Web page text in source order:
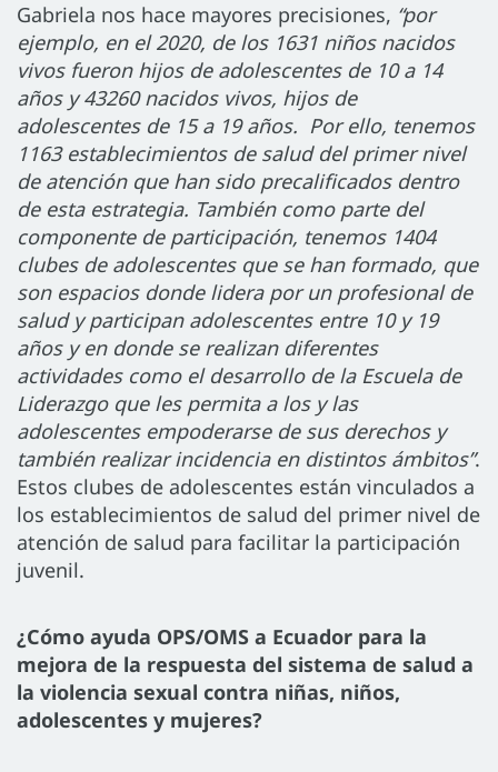
Gabriela nos hace mayores precisiones, “por
ejemplo, en el 2020, de los 1631 niños nacidos
vivos fueron hijos de adolescentes de 10 a 14
años y 43260 nacidos vivos, hijos de
adolescentes de 15 a 19 años. Por ello, tenemos
1163 establecimientos de salud del primer nivel
de atención que han sido precalificados dentro
de esta estrategia. También como parte del
componente de participación, tenemos 1404
clubes de adolescentes que se han formado, que
son espacios donde lidera por un profesional de
salud y participan adolescentes entre 10 y 19
años y en donde se realizan diferentes
actividades como el desarrollo de la Escuela de
Liderazgo que les permita a los y las
adolescentes empoderarse de sus derechos y
también realizar incidencia en distintos ámbitos”.
Estos clubes de adolescentes están vinculados a
los establecimientos de salud del primer nivel de
atención de salud para facilitar la participación
juvenil.
¿Cómo ayuda OPS/OMS a Ecuador para la
mejora de la respuesta del sistema de salud a
la violencia sexual contra niñas, niños,
adolescentes y mujeres?